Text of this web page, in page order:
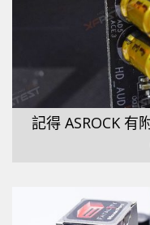
記得 ASROCK